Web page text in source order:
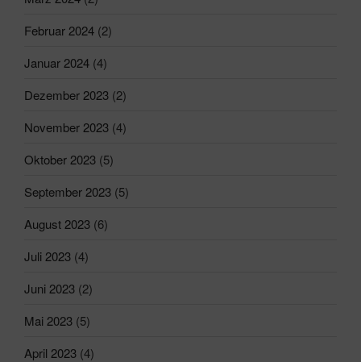
Februar 2024 (2)
Januar 2024 (4)
Dezember 2023 (2)
November 2023 (4)
Oktober 2023 (5)
September 2023 (5)
August 2023 (6)
Juli 2023 (4)
Juni 2023 (2)
Mai 2023 (5)
April 2023 (4)